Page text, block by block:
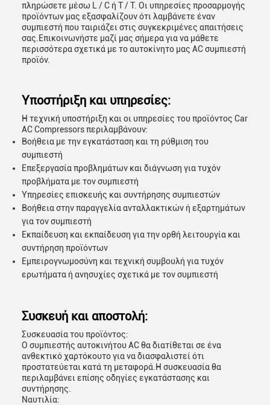
πληρώσετε μέσω L / C ή T / T. Οι υπηρεσίες προσαρμογής
προϊόντων μας εξασφαλίζουν ότι λαμβάνετε έναν
συμπιεστή που ταιριάζει στις συγκεκριμένες απαιτήσεις
σας.Επικοινωνήστε μαζί μας σήμερα για να μάθετε
περισσότερα σχετικά με το αυτοκίνητο μας AC συμπιεστή
προϊόν.
Υποστήριξη και υπηρεσίες:
Η τεχνική υποστήριξη και οι υπηρεσίες του προϊόντος Car
AC Compressors περιλαμβάνουν:
Βοήθεια με την εγκατάσταση και τη ρύθμιση του
συμπιεστή
Επεξεργασία προβλημάτων και διάγνωση για τυχόν
προβλήματα με τον συμπιεστή
Υπηρεσίες επισκευής και συντήρησης συμπιεστών
Βοήθεια στην παραγγελία ανταλλακτικών ή εξαρτημάτων
για τον συμπιεστή
Εκπαίδευση και εκπαίδευση για την ορθή λειτουργία και
συντήρηση προϊόντων
Εμπειρογνωμοσύνη και τεχνική συμβουλή για τυχόν
ερωτήματα ή ανησυχίες σχετικά με τον συμπιεστή
Συσκευή και αποστολή:
Συσκευασία του προϊόντος:
Ο συμπιεστής αυτοκινήτου AC θα διατίθεται σε ένα
ανθεκτικό χαρτόκουτο για να διασφαλιστεί ότι
προστατεύεται κατά τη μεταφορά.Η συσκευασία θα
περιλαμβάνει επίσης οδηγίες εγκατάστασης και
συντήρησης.
Ναυτιλία: